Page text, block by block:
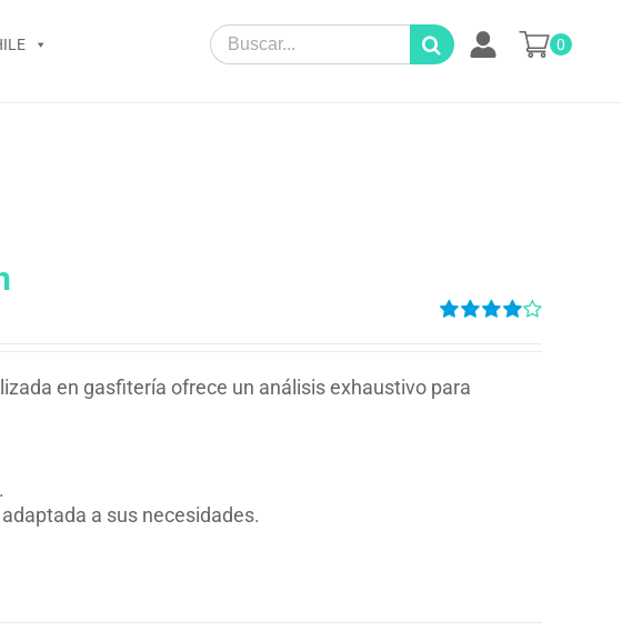
Search
for:
0
en gasfitería ofrece un análisis exhaustivo para
a sus necesidades.